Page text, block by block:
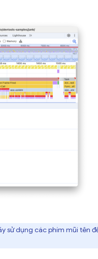
sử dụng các phím mũi tên